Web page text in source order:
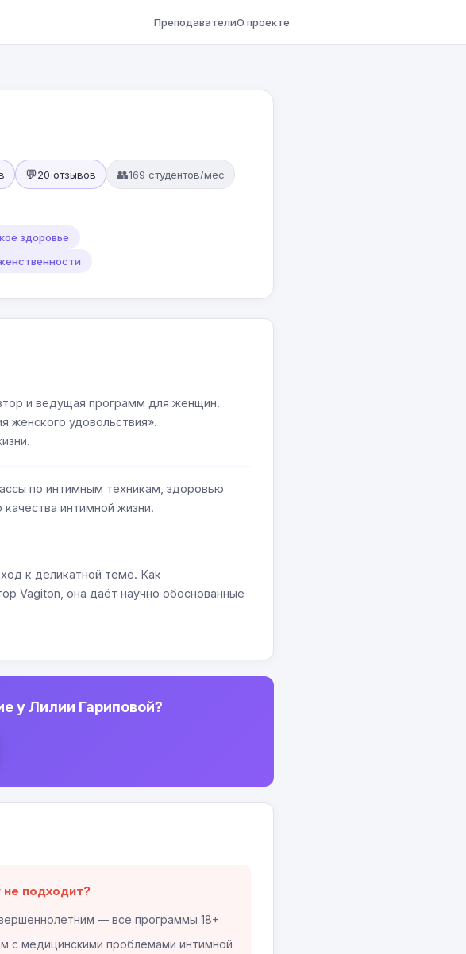
ПреподавателиО проекте
💬20 отзывов 👥169 студентов/мес
здоровье
и ведущая программ для женщин.
женского удовольствия».
по интимным техникам, здоровью
интимной жизни.
к деликатной теме. Как
Vagiton, она даёт научно обоснованные
у Лилии Гариповой?
не подходит?
— все программы 18+
с медицинскими проблемами интимной